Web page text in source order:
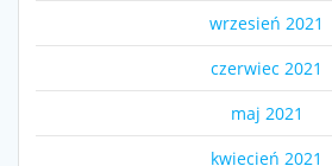
wrzesień 2021
czerwiec 2021
maj 2021
kwiecień 2021